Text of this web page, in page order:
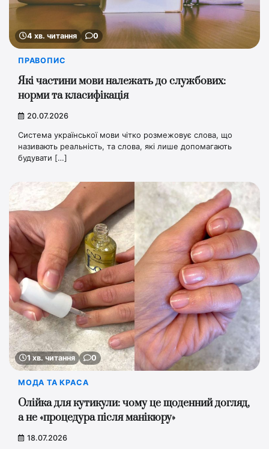
4 хв. читання 0
ПРАВОПИС
Які частини мови належать до службових:
норми та класифікація
20.07.2026
Система української мови чітко розмежовує слова, що
називають реальність, та слова, які лише допомагають
будувати […]
1 хв. читання 0
МОДА ТА КРАСА
Олійка для кутикули: чому це щоденний догляд,
а не «процедура після манікюру»
18.07.2026